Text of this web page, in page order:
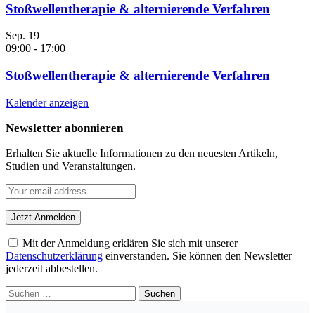
Stoßwellentherapie & alternierende Verfahren
Sep. 19
09:00 - 17:00
Stoßwellentherapie & alternierende Verfahren
Kalender anzeigen
Newsletter abonnieren
Erhalten Sie aktuelle Informationen zu den neuesten Artikeln,
Studien und Veranstaltungen.
Mit der Anmeldung erklären Sie sich mit unserer
Datenschutzerklärung einverstanden. Sie können den Newsletter
jederzeit abbestellen.
Suchen
nach: